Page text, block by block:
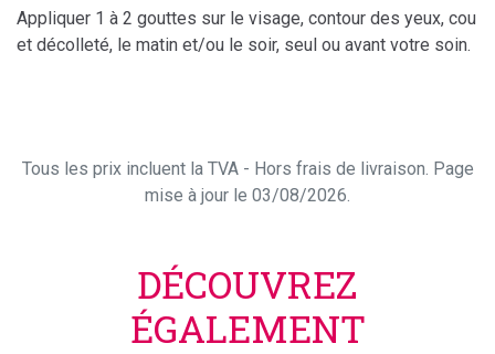
Appliquer 1 à 2 gouttes sur le visage, contour des yeux, cou
et décolleté, le matin et/ou le soir, seul ou avant votre soin.
Tous les prix incluent la TVA - Hors frais de livraison. Page
mise à jour le 03/08/2026.
DÉCOUVREZ
ÉGALEMENT